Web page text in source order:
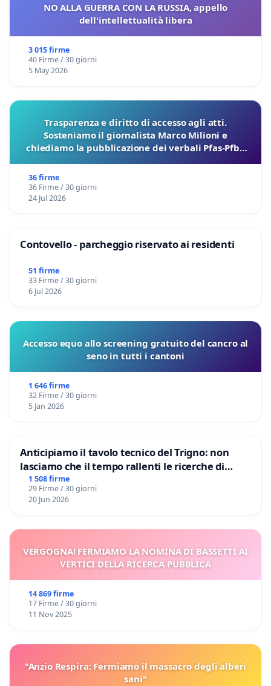
NO ALLA GUERRA CON LA RUSSIA, appello
dell'intellettualità libera
3 015 firme
40 Firme / 30 giorni
5 May 2026
Trasparenza e diritto di accesso agli atti.
Sosteniamo il giornalista Marco Milioni e
chiediamo la pubblicazione dei verbali Pfas-Pfba
36 firme
36 Firme / 30 giorni
24 Jul 2026
Contovello - parcheggio riservato ai residenti
51 firme
33 Firme / 30 giorni
6 Jul 2026
Accesso equo allo screening gratuito del cancro al
seno in tutti i cantoni
1 646 firme
32 Firme / 30 giorni
5 Jan 2026
Anticipiamo il tavolo tecnico del Trigno: non
lasciamo che il tempo rallenti le ricerche di
Domenico Racanati
1 508 firme
29 Firme / 30 giorni
20 Jun 2026
VERGOGNA! FERMIAMO LA NOMINA DI BASSETTI AI
VERTICI DELLA RICERCA PUBBLICA
14 869 firme
17 Firme / 30 giorni
11 Nov 2025
"Anzio Respira: Fermiamo il massacro degli alberi
sani"